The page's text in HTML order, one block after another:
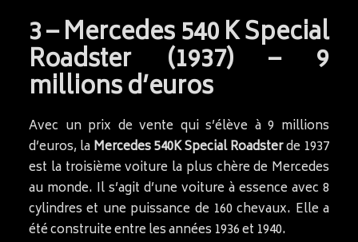
3 – Mercedes 540 K Special
Roadster (1937) – 9
millions d’euros
Avec un prix de vente qui s’élève à 9 millions
d’euros, laMercedes 540K Special Roadsterde 1937
est la troisième voiture la plus chère de Mercedes
au monde. Il s’agit d’une voiture à essence avec 8
cylindres et une puissance de 160 chevaux. Elle a
été construite entre les années 1936 et 1940.